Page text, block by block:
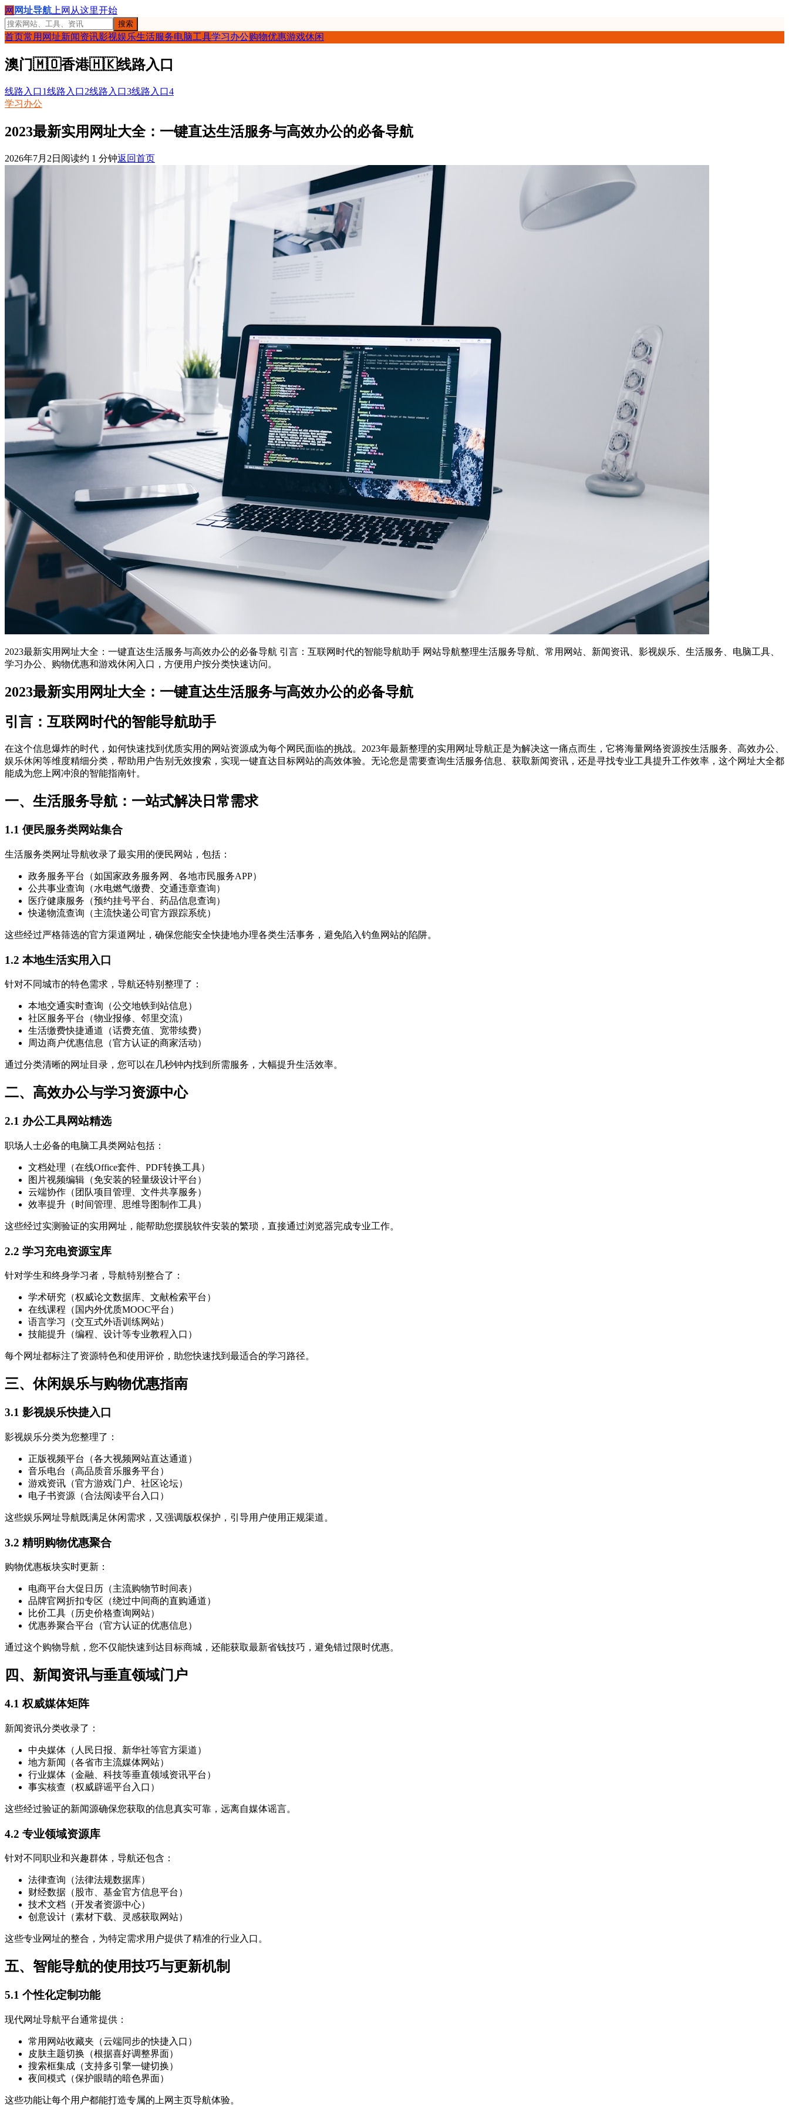
网 网址导航 上网从这里开始
搜索
首页常用网址新闻资讯影视娱乐生活服务电脑工具学习办公购物优惠游戏休闲
澳门🇲🇴香港🇭🇰线路入口
线路入口1线路入口2线路入口3线路入口4
学习办公
2023最新实用网址大全：一键直达生活服务与高效办公的必备导航
2026年7月2日 阅读约 1 分钟返回首页
2023最新实用网址大全：一键直达生活服务与高效办公的必备导航 引言：互联网时代的智能导航助手 网站导航整理生活服务导航、常用网站、新闻资讯、影视娱乐、生活服务、电脑工具、
学习办公、购物优惠和游戏休闲入口，方便用户按分类快速访问。
2023最新实用网址大全：一键直达生活服务与高效办公的必备导航
引言：互联网时代的智能导航助手
在这个信息爆炸的时代，如何快速找到优质实用的网站资源成为每个网民面临的挑战。2023年最新整理的实用网址导航正是为解决这一痛点而生，它将海量网络资源按生活服务、高效办公、
娱乐休闲等维度精细分类，帮助用户告别无效搜索，实现一键直达目标网站的高效体验。无论您是需要查询生活服务信息、获取新闻资讯，还是寻找专业工具提升工作效率，这个网址大全都
能成为您上网冲浪的智能指南针。
一、生活服务导航：一站式解决日常需求
1.1 便民服务类网站集合
生活服务类网址导航收录了最实用的便民网站，包括：
政务服务平台（如国家政务服务网、各地市民服务APP）
公共事业查询（水电燃气缴费、交通违章查询）
医疗健康服务（预约挂号平台、药品信息查询）
快递物流查询（主流快递公司官方跟踪系统）
这些经过严格筛选的官方渠道网址，确保您能安全快捷地办理各类生活事务，避免陷入钓鱼网站的陷阱。
1.2 本地生活实用入口
针对不同城市的特色需求，导航还特别整理了：
本地交通实时查询（公交地铁到站信息）
社区服务平台（物业报修、邻里交流）
生活缴费快捷通道（话费充值、宽带续费）
周边商户优惠信息（官方认证的商家活动）
通过分类清晰的网址目录，您可以在几秒钟内找到所需服务，大幅提升生活效率。
二、高效办公与学习资源中心
2.1 办公工具网站精选
职场人士必备的电脑工具类网站包括：
文档处理（在线Office套件、PDF转换工具）
图片视频编辑（免安装的轻量级设计平台）
云端协作（团队项目管理、文件共享服务）
效率提升（时间管理、思维导图制作工具）
这些经过实测验证的实用网址，能帮助您摆脱软件安装的繁琐，直接通过浏览器完成专业工作。
2.2 学习充电资源宝库
针对学生和终身学习者，导航特别整合了：
学术研究（权威论文数据库、文献检索平台）
在线课程（国内外优质MOOC平台）
语言学习（交互式外语训练网站）
技能提升（编程、设计等专业教程入口）
每个网址都标注了资源特色和使用评价，助您快速找到最适合的学习路径。
三、休闲娱乐与购物优惠指南
3.1 影视娱乐快捷入口
影视娱乐分类为您整理了：
正版视频平台（各大视频网站直达通道）
音乐电台（高品质音乐服务平台）
游戏资讯（官方游戏门户、社区论坛）
电子书资源（合法阅读平台入口）
这些娱乐网址导航既满足休闲需求，又强调版权保护，引导用户使用正规渠道。
3.2 精明购物优惠聚合
购物优惠板块实时更新：
电商平台大促日历（主流购物节时间表）
品牌官网折扣专区（绕过中间商的直购通道）
比价工具（历史价格查询网站）
优惠券聚合平台（官方认证的优惠信息）
通过这个购物导航，您不仅能快速到达目标商城，还能获取最新省钱技巧，避免错过限时优惠。
四、新闻资讯与垂直领域门户
4.1 权威媒体矩阵
新闻资讯分类收录了：
中央媒体（人民日报、新华社等官方渠道）
地方新闻（各省市主流媒体网站）
行业媒体（金融、科技等垂直领域资讯平台）
事实核查（权威辟谣平台入口）
这些经过验证的新闻源确保您获取的信息真实可靠，远离自媒体谣言。
4.2 专业领域资源库
针对不同职业和兴趣群体，导航还包含：
法律查询（法律法规数据库）
财经数据（股市、基金官方信息平台）
技术文档（开发者资源中心）
创意设计（素材下载、灵感获取网站）
这些专业网址的整合，为特定需求用户提供了精准的行业入口。
五、智能导航的使用技巧与更新机制
5.1 个性化定制功能
现代网址导航平台通常提供：
常用网站收藏夹（云端同步的快捷入口）
皮肤主题切换（根据喜好调整界面）
搜索框集成（支持多引擎一键切换）
夜间模式（保护眼睛的暗色界面）
这些功能让每个用户都能打造专属的上网主页导航体验。